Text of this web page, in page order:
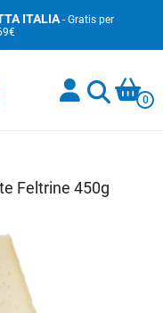
ITALIA- Gratis per
0
Feltrine 450g